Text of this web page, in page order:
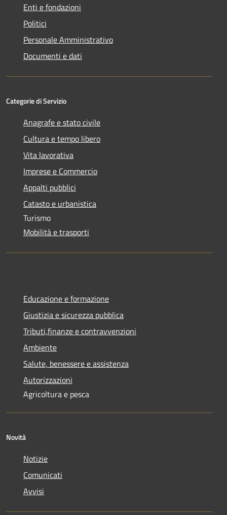
Enti e fondazioni
Politici
Personale Amministrativo
Documenti e dati
Categorie di Servizio
Anagrafe e stato civile
Cultura e tempo libero
Vita lavorativa
Imprese e Commercio
Appalti pubblici
Catasto e urbanistica
Turismo
Mobilità e trasporti
Educazione e formazione
Giustizia e sicurezza pubblica
Tributi,finanze e contravvenzioni
Ambiente
Salute, benessere e assistenza
Autorizzazioni
Agricoltura e pesca
Novità
Notizie
Comunicati
Avvisi